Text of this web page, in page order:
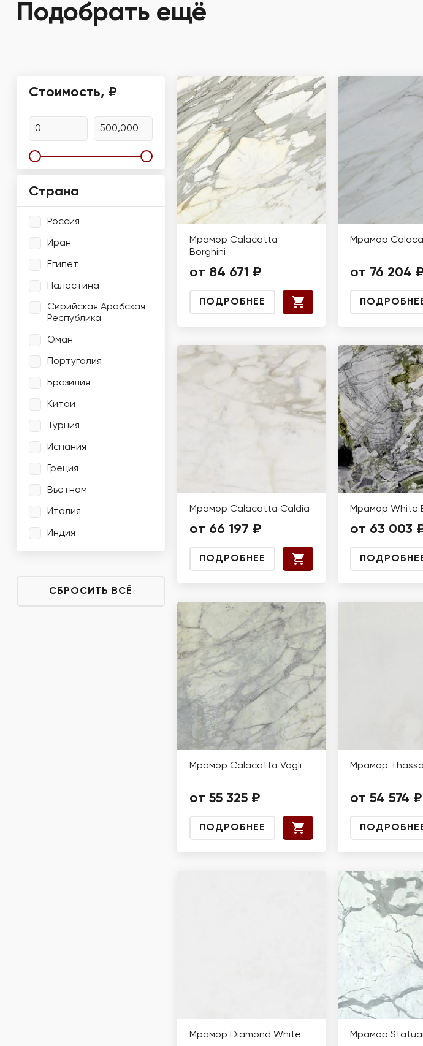
Подобрать ещё
Мрамор Calacatta
Borghini
от 84 671 ₽
ПОДРОБНЕЕ
Мрамор
от 76 204
Мрамор Calacatta Caldia
от 66 197 ₽
ПОДРОБНЕЕ
Мрамор White
от 63 003
Мрамор Calacatta Vagli
от 55 325 ₽
ПОДРОБНЕЕ
Мрамор
от 54 574 ₽
Мрамор Diamond White Мрамор
Стоимость, ₽
Страна
Россия
Иран
Египет
Палестина
Сирийская Арабская
Республика
Оман
Португалия
Бразилия
Китай
Турция
Испания
Греция
Вьетнам
Италия
Индия
СБРОСИТЬ ВСЁ